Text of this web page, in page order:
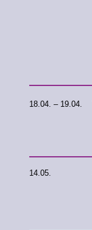
18.04. – 19.04.
14.05.